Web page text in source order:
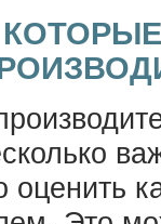
оценить